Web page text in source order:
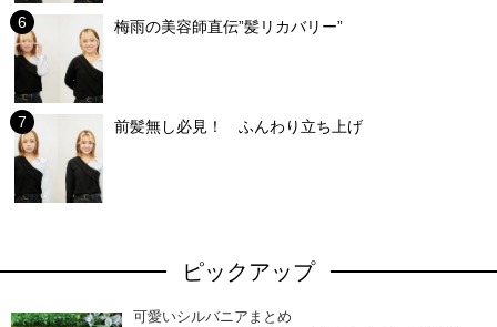
梅雨の美容師直伝”髪リカバリー”
前髪無し必見！ ふんわり立ち上げ
ピックアップ
可愛いシルバニアまとめ